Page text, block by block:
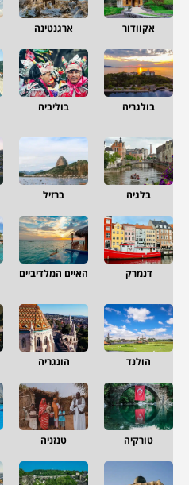
אקוודור ארגנטינה
בולגריה בוליביה
בלגיה ברזיל
דנמרק האיים המלדיביים
הולנד הונגריה
טורקיה טנזניה